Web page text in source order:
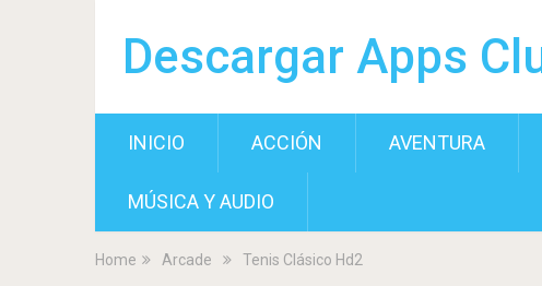
Descargar Apps
INICIO ACCIÓN AVENTURA
MÚSICA Y AUDIO
Home Arcade Tenis Clásico Hd2